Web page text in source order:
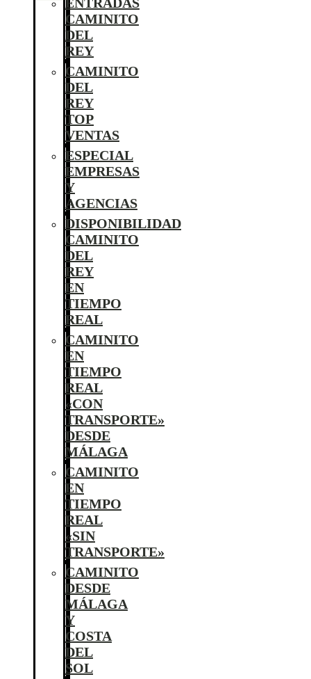
CAMINITO
DEL
REY
CAMINITO
DEL
REY
TOP
VENTAS
ESPECIAL
EMPRESAS
Y
AGENCIAS
DISPONIBILIDAD
CAMINITO
DEL
REY
EN
TIEMPO
REAL
CAMINITO
EN
TIEMPO
REAL
«CON
TRANSPORTE»
DESDE
MÁLAGA
CAMINITO
EN
TIEMPO
REAL
«SIN
TRANSPORTE»
CAMINITO
DESDE
MÁLAGA
Y
COSTA
DEL
SOL